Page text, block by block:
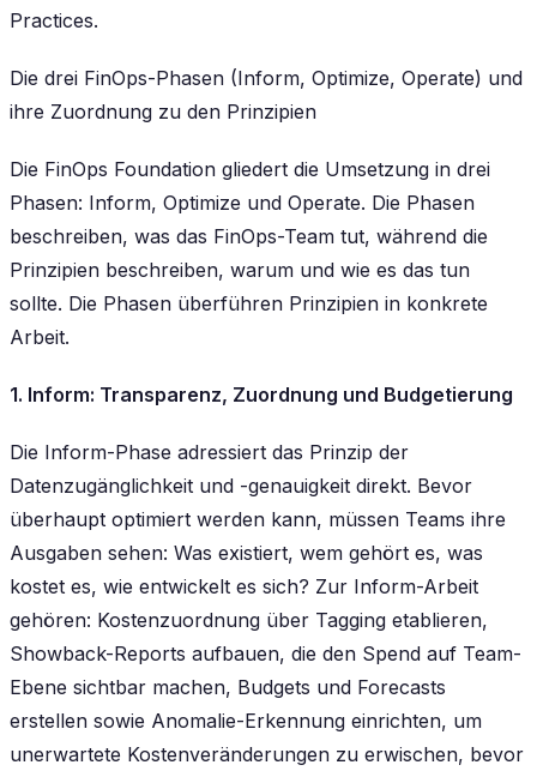
Practices.
Die drei FinOps-Phasen (Inform, Optimize, Operate) und
ihre Zuordnung zu den Prinzipien
Die FinOps Foundation gliedert die Umsetzung in drei
Phasen: Inform, Optimize und Operate. Die Phasen
beschreiben, was das FinOps-Team tut, während die
Prinzipien beschreiben, warum und wie es das tun
sollte. Die Phasen überführen Prinzipien in konkrete
Arbeit.
1. Inform: Transparenz, Zuordnung und Budgetierung
Die Inform-Phase adressiert das Prinzip der
Datenzugänglichkeit und -genauigkeit direkt. Bevor
überhaupt optimiert werden kann, müssen Teams ihre
Ausgaben sehen: Was existiert, wem gehört es, was
kostet es, wie entwickelt es sich? Zur Inform-Arbeit
gehören: Kostenzuordnung über Tagging etablieren,
Showback-Reports aufbauen, die den Spend auf Team-
Ebene sichtbar machen, Budgets und Forecasts
erstellen sowie Anomalie-Erkennung einrichten, um
unerwartete Kostenveränderungen zu erwischen, bevor